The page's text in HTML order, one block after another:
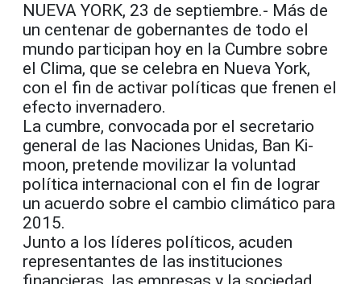
NUEVA YORK, 23 de septiembre.- Más de
un centenar de gobernantes de todo el
mundo participan hoy en la Cumbre sobre
el Clima, que se celebra en Nueva York,
con el fin de activar políticas que frenen el
efecto invernadero.
La cumbre, convocada por el secretario
general de las Naciones Unidas, Ban Ki-
moon, pretende movilizar la voluntad
política internacional con el fin de lograr
un acuerdo sobre el cambio climático para
2015.
Junto a los líderes políticos, acuden
representantes de las instituciones